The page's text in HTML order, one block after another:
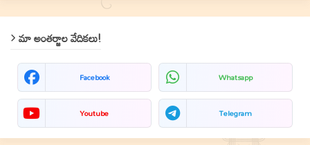
మా అంతర్జాల వేదికలు!
Facebook Whatsapp
Youtube Telegram